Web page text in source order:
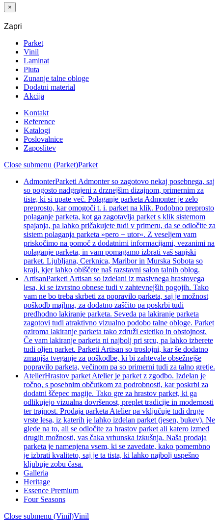
×
Zapri
Parket
Vinil
Laminat
Pluta
Zunanje talne obloge
Dodatni material
Akcija
Kontakt
Reference
Katalogi
Poslovalnice
Zaposlitev
Close submenu (Parket)Parket
AdmonterParketi Admonter so zagotovo nekaj posebnega, saj
so pogosto nadgrajeni z drznejšim dizajnom, primernim za
tiste, ki si upate več. Polaganje parketa Admonter je zelo
preprosto, kar omogoči t. i. parket na klik. Podobno preprosto
polaganje parketa, kot ga zagotavlja parket s klik sistemom
spajanja, pa lahko pričakujete tudi v primeru, da se odločite za
sistem polaganja parketa »pero + utor«. Z veseljem vam
priskočimo na pomoč z dodatnimi informacijami, vezanimi na
polaganje parketa, in vam pomagamo izbrati vaš sanjski
parket. Ljubljana, Cerknica, Maribor in Murska Sobota so
kraji, kjer lahko obiščete naš razstavni salon talnih oblog.
ArtisanParketi Artisan so izdelani iz masivnega hrastovega
lesa, ki se izvrstno obnese tudi v zahtevnejših pogojih. Tako
vam ne bo treba skrbeti za popravilo parketa, saj je možnost
poškodb majhna, za dodatno zaščito pa poskrbi tudi
predhodno lakiranje parketa. Seveda pa lakiranje parketa
zagotovi tudi atraktivno vizualno podobo talne obloge. Parket
oziroma lakiranje parketa tako združi estetiko in obstojnost.
Če vam lakiranje parketa ni najbolj pri srcu, pa lahko izberete
tudi oljen parket. Parketi Artisan so troslojni, kar še dodatno
zmanjša tveganje za poškodbe, ki bi zahtevale obsežnejše
popravilo parketa, večinom pa so primerni tudi za talno gretje.
AtelierHrastov parket Atelier je parket z zgodbo. Izdelan je
ročno, s posebnim občutkom za podrobnosti, kar poskrbi za
dodatni ščepec magije. Tako gre za hrastov parket, ki ga
odlikujejo vizualna dovršenost, preplet tradicije in modernosti
ter trajnost. Prodaja parketa Atelier pa vključuje tudi druge
vrste lesa, iz katerih je lahko izdelan parket (jesen, bukev). Ne
glede na to, ali se odločite za hrastov parket ali katero izmed
drugih možnosti, vas čaka vrhunska izkušnja. Naša prodaja
parketa je namenjena vsem, ki se zavedate, kako pomembno
je izbrati kvaliteto, saj je ta tista, ki lahko najbolj uspešno
kljubuje zobu časa.
Galleria
Heritage
Essence Premium
Four Seasons
Close submenu (Vinil)Vinil